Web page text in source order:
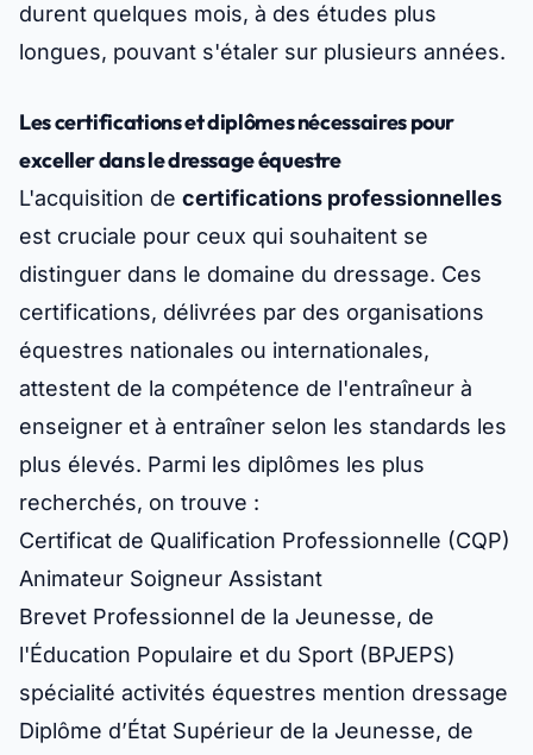
durent quelques mois, à des études plus
longues, pouvant s'étaler sur plusieurs années.
Les certifications et diplômes nécessaires pour
exceller dans le dressage équestre
L'acquisition de certifications professionnelles
est cruciale pour ceux qui souhaitent se
distinguer dans le domaine du dressage. Ces
certifications, délivrées par des organisations
équestres nationales ou internationales,
attestent de la compétence de l'entraîneur à
enseigner et à entraîner selon les standards les
plus élevés. Parmi les diplômes les plus
recherchés, on trouve :
Certificat de Qualification Professionnelle (CQP)
Animateur Soigneur Assistant
Brevet Professionnel de la Jeunesse, de
l'Éducation Populaire et du Sport (BPJEPS)
spécialité activités équestres mention dressage
Diplôme d’État Supérieur de la Jeunesse, de